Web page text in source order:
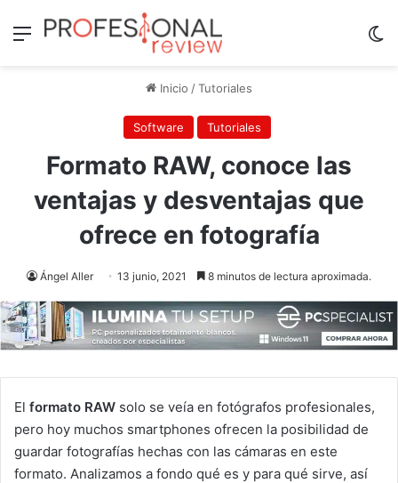
Menú
Inicio /Tutoriales
Software Tutoriales
Formato RAW, conoce las
ventajas y desventajas que
ofrece en fotografía
Ángel Aller 13 junio, 2021 8 minutos de lectura aproximada.
El formato RAW solo se veía en fotógrafos profesionales,
pero hoy muchos smartphones ofrecen la posibilidad de
guardar fotografías hechas con las cámaras en este
formato. Analizamos a fondo qué es y para qué sirve, así